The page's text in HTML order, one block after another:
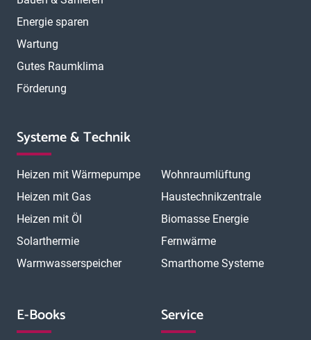
Energie sparen
Wartung
Gutes Raumklima
Förderung
Systeme & Technik
Heizen mit Wärmepumpe
Heizen mit Gas
Heizen mit Öl
Solarthermie
Warmwasserspeicher
Wohnraumlüftung
Haustechnikzentrale
Biomasse Energie
Fernwärme
Smarthome Systeme
E-Books Service